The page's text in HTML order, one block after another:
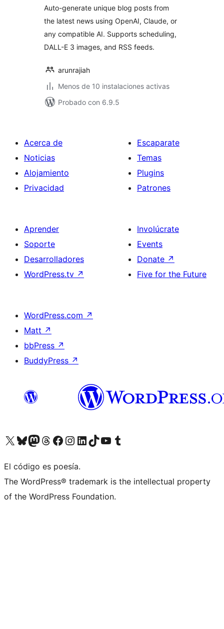
Auto-generate unique blog posts from
the latest news using OpenAI, Claude, or
any compatible AI. Supports scheduling,
DALL-E 3 images, and RSS feeds.
arunrajiah
Menos de 10 instalaciones activas
Probado con 6.9.5
Acerca de
Noticias
Alojamiento
Privacidad
Escaparate
Temas
Plugins
Patrones
Aprender
Soporte
Desarrolladores
WordPress.tv ↗
Involúcrate
Events
Donate ↗
Five for the Future
WordPress.com ↗
Matt ↗
bbPress ↗
BuddyPress ↗
Visit our X (formerly Twitter) account
Visit our Bluesky account
Visit our Mastodon account
Visit our Threads account
Visita nuestra página de Facebook
Visita nuestra cuenta de Instagram
Visita nuestra cuenta de LinkedIn
Visit our TikTok account
Visita nuestro canal de YouTube
Visit our Tumblr account
El código es poesía.
The WordPress® trademark is the intellectual property
of the WordPress Foundation.